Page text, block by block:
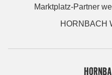
Marktplatz-Partner
HORNBACH